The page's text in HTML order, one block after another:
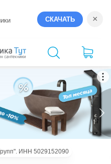
СКАЧАТЬ ×
ИНН 5029152090